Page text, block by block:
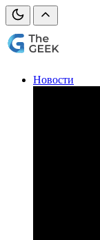
Новости